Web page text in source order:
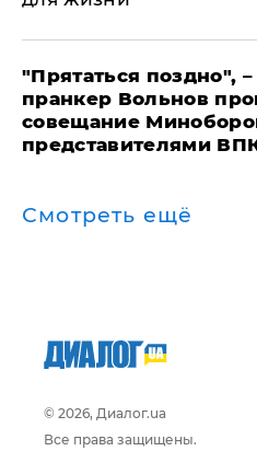
"Прятаться поздно",
пранкер Вольнов
совещание
представителями
Смотреть ещё
© 2026, Диалог.ua
Все права защищены.